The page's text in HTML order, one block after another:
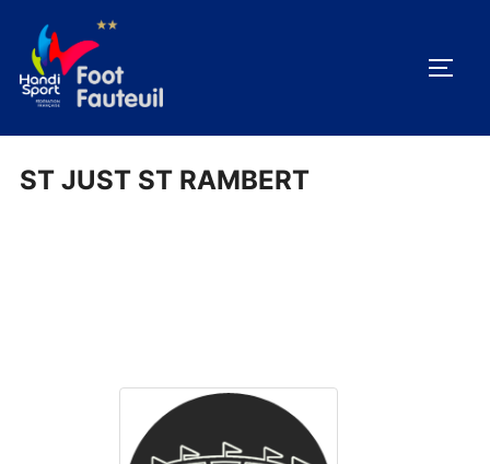
contenu
ST JUST ST RAMBERT